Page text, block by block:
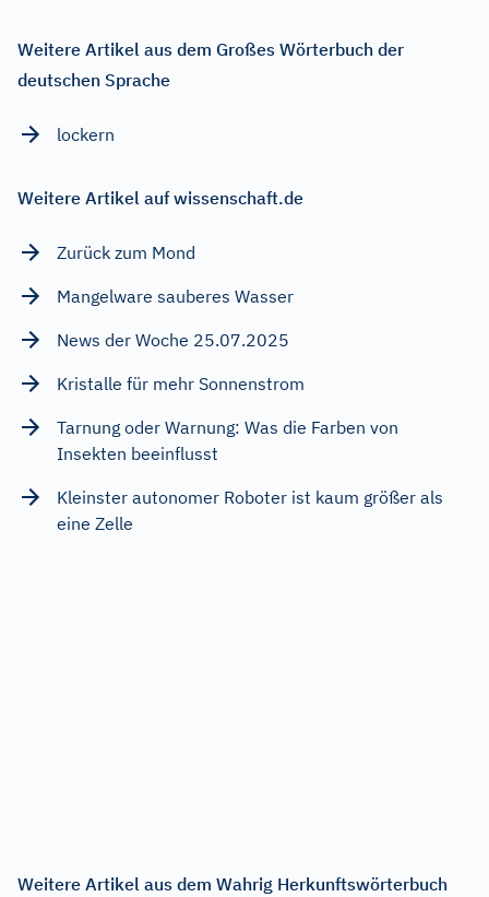
Weitere Artikel aus dem Großes Wörterbuch der
deutschen Sprache
lockern
Weitere Artikel auf wissenschaft.de
Zurück zum Mond
Mangelware sauberes Wasser
News der Woche 25.07.2025
Kristalle für mehr Sonnenstrom
Tarnung oder Warnung: Was die Farben von
Insekten beeinflusst
Kleinster autonomer Roboter ist kaum größer als
eine Zelle
Weitere Artikel aus dem Wahrig Herkunftswörterbuch